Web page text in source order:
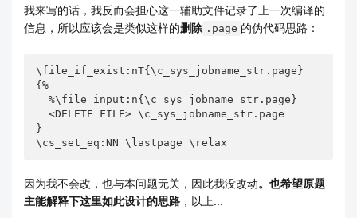
我来写的话，我反而会担心这一辅助文件记录了上一次编译的
信息，所以应该会是类似这样的删除 .page 的伪代码思路：
\file_if_exist:nT{\c_sys_jobname_str.page}
{%
  %\file_input:n{\c_sys_jobname_str.page}
  <DELETE FILE> \c_sys_jobname_str.page
}
\cs_set_eq:NN \lastpage \relax
因为我不会改，也与本问题无关，因此我没改动。也希望原题
主能解释下这里如此设计的思路 ，以上...